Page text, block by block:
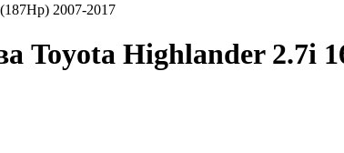
2007-2017
Toyota Highlander 2.7i